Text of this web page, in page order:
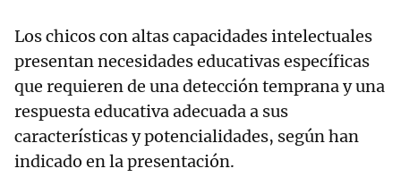
Los chicos con altas capacidades intelectuales
presentan necesidades educativas específicas
que requieren de una detección temprana y una
respuesta educativa adecuada a sus
características y potencialidades, según han
indicado en la presentación.